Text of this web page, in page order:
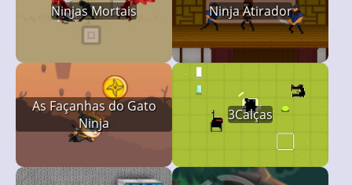
Ninjas Mortais Ninja Atirador
As Façanhas do Gato
Ninja
3Calças